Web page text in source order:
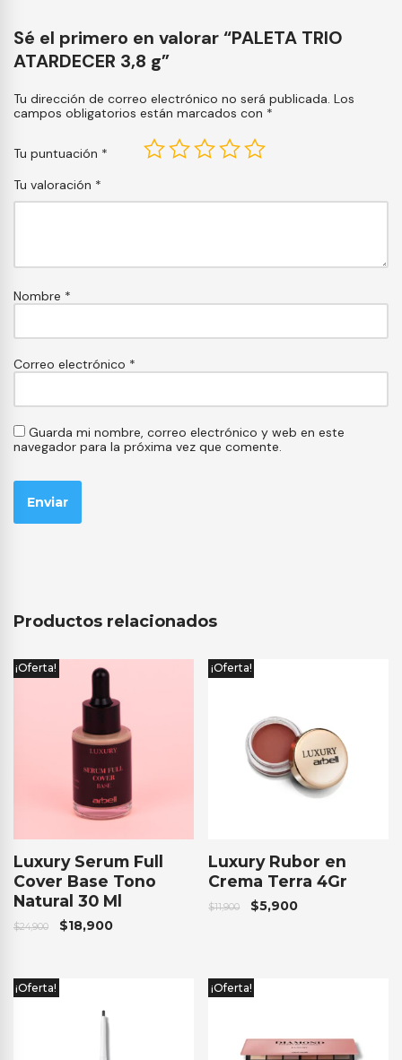
Sé el primero en valorar “PALETA TRIO
ATARDECER 3,8 g”
Tu dirección de correo electrónico no será publicada. Los
campos obligatorios están marcados con *
Tu puntuación *
Tu valoración *
Nombre *
Correo electrónico *
Guarda mi nombre, correo electrónico y web en este
navegador para la próxima vez que comente.
Productos relacionados
¡Oferta!
Luxury Serum Full
Cover Base Tono
Natural 30 Ml
$24,900 $18,900
¡Oferta!
Luxury Rubor en
Crema Terra 4Gr
$11,900 $5,900
¡Oferta! ¡Oferta!